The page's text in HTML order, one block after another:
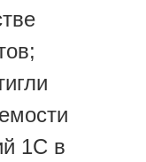
1С в